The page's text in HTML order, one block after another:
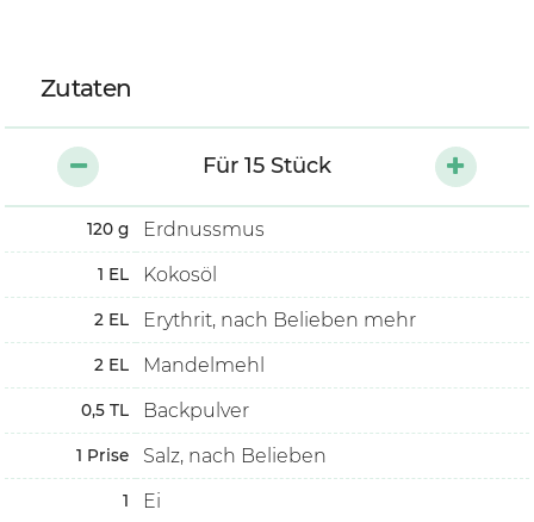
Zutaten
Für 15Stück
120 g Erdnussmus
1 EL Kokosöl
2 EL Erythrit, nach Belieben mehr
2 EL Mandelmehl
0,5 TL Backpulver
1 Prise Salz, nach Belieben
1 Ei